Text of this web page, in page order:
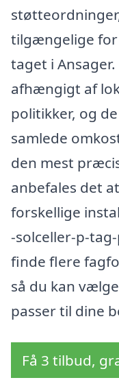
tilgængelige for
taget i
afhængigt af
politikker, og
samlede
den mest
anbefales det
forskellige
-solceller-p-
finde flere
så du kan
passer til dine
Få 3 tilbud,